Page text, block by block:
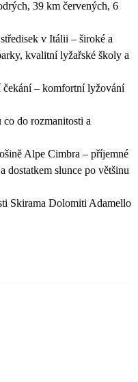
39 km červených, 6
v Itálii – široké a
kvalitní lyžařské školy a
– komfortní lyžování
do rozmanitosti a
Alpe Cimbra – příjemné
dostatkem slunce po většinu
Skirama Dolomiti Adamello